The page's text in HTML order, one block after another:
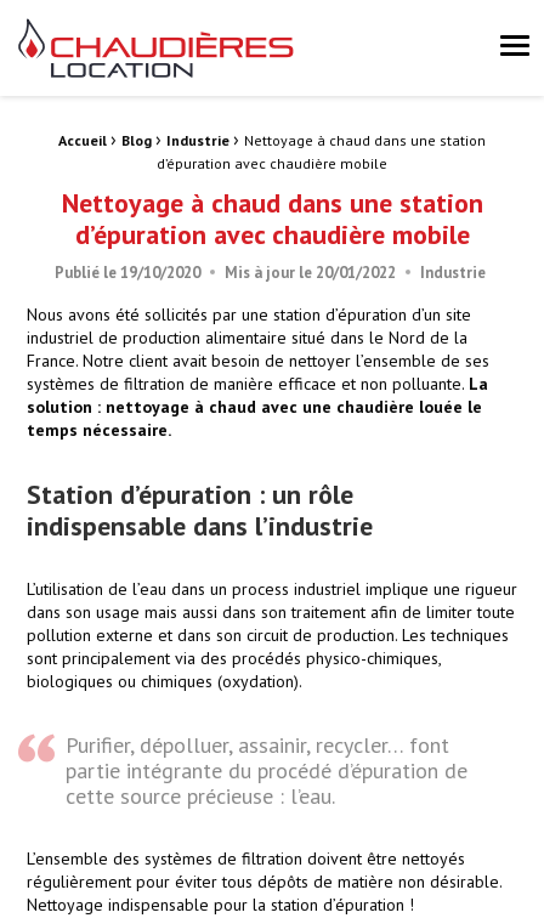
Chaudières Location Location de chaudière et chaufferie mobile
Fil d'Ariane :
Accueil › Blog › Industrie › Nettoyage à chaud dans une station
d’épuration avec chaudière mobile
Nettoyage à chaud dans une station
d’épuration avec chaudière mobile
Publié le 19/10/2020 Mis à jour le 20/01/2022 Industrie
Nous avons été sollicités par une station d’épuration d’un site
industriel de production alimentaire situé dans le Nord de la
France. Notre client avait besoin de nettoyer l’ensemble de ses
systèmes de filtration de manière efficace et non polluante. La
solution : nettoyage à chaud avec une chaudière louée le
temps nécessaire.
Station d’épuration : un rôle
indispensable dans l’industrie
L’utilisation de l’eau dans un process industriel implique une rigueur
dans son usage mais aussi dans son traitement afin de limiter toute
pollution externe et dans son circuit de production. Les techniques
sont principalement via des procédés physico-chimiques,
biologiques ou chimiques (oxydation).
Purifier, dépolluer, assainir, recycler… font
partie intégrante du procédé d’épuration de
cette source précieuse : l’eau.
L’ensemble des systèmes de filtration doivent être nettoyés
régulièrement pour éviter tous dépôts de matière non désirable.
Nettoyage indispensable pour la station d’épuration !